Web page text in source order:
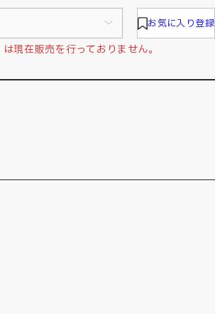
お気に入り登録
現在販売を行っておりません。